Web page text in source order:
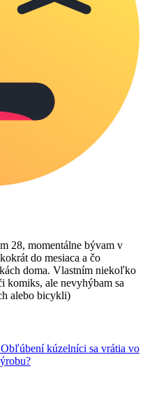
28, momentálne bývam v
do mesiaca a čo
doma. Vlastním niekoľko
komiks, ale nevyhýbam sa
alebo bicykli)
Obľúbení kúzelníci sa vrátia vo